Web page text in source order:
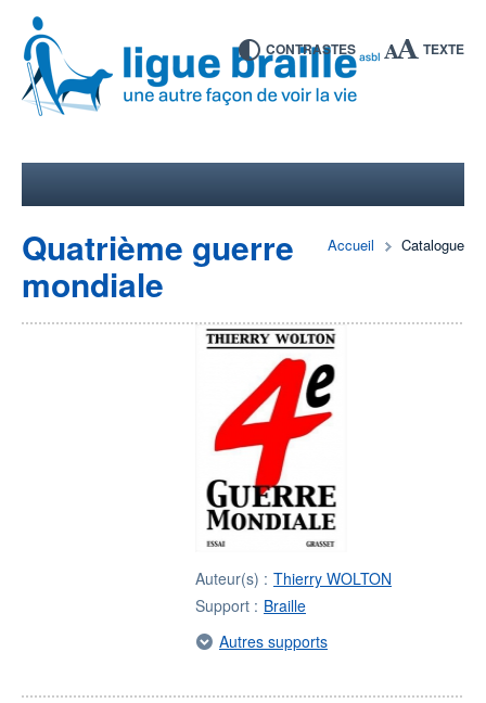
CONTRASTES TEXTE
Accueil Catalogue
Quatrième guerre
mondiale
Auteur(s) : Thierry WOLTON
Support : Braille
Autres supports